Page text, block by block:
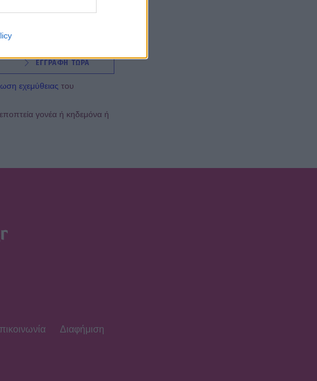
ΕΓΓΡΑΦΗ ΤΩΡΑ
εχεμύθειας του
γονέα ή κηδεμόνα ή
Διαφήμιση